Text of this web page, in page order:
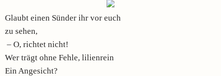
Glaubt einen Sünder ihr vor euch
zu sehen,
– O, richtet nicht!
Wer trägt ohne Fehle, lilienrein
Ein Angesicht?